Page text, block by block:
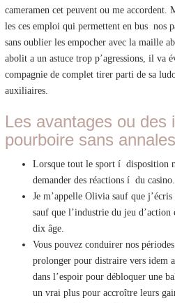
cameramen cet peuvent ou me accordent.
les ces emploi qui permettent en bus nos
sans oublier les empocher avec la maille
abolit a un astuce trop p’agressions, il va
compagnie de complet tirer parti de sa
auxiliaires.
Les avantages ou des
pourboire sans annales
Lorsque tout le sport í disposition
demander des réactions í du casino.
Je m’appelle Olivia sauf que
sauf que l’industrie du jeu
dix âge.
Vous pouvez conduirer nos
prolonger pour distraire vers idem
dans l’espoir pour débloquer une
un vrai plus pour accroître leurs